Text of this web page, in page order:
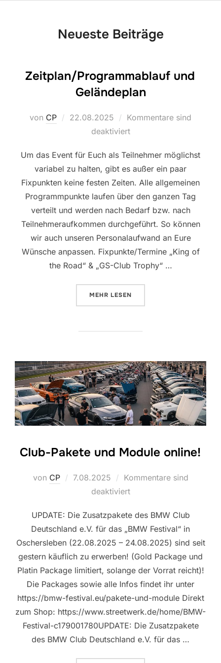
Neueste Beiträge
Zeitplan/Programmablauf und
Geländeplan
von CP
Veröffentlicht
22.08.2025
Kommentare sind
deaktiviert
Um das Event für Euch als Teilnehmer möglichst
variabel zu halten, gibt es außer ein paar
Fixpunkten keine festen Zeiten. Alle allgemeinen
Programmpunkte laufen über den ganzen Tag
verteilt und werden nach Bedarf bzw. nach
Teilnehmeraufkommen durchgeführt. So können
wir auch unseren Personalaufwand an Eure
Wünsche anpassen. Fixpunkte/Termine „King of
the Road“ & „GS-Club Trophy“ …
MEHR ÜBER „ZEITPLAN/
LESEN
Club-Pakete und Module online!
von CP
Veröffentlicht
7.08.2025
Kommentare sind
deaktiviert
UPDATE: Die Zusatzpakete des BMW Club
Deutschland e.V. für das „BMW Festival“ in
Oschersleben (22.08.2025 – 24.08.2025) sind seit
gestern käuflich zu erwerben! (Gold Package und
Platin Package limitiert, solange der Vorrat reicht)!
Die Packages sowie alle Infos findet ihr unter
https://bmw-festival.eu/pakete-und-module Direkt
zum Shop: https://www.streetwerk.de/home/BMW-
Festival-c179001780UPDATE: Die Zusatzpakete
des BMW Club Deutschland e.V. für das …